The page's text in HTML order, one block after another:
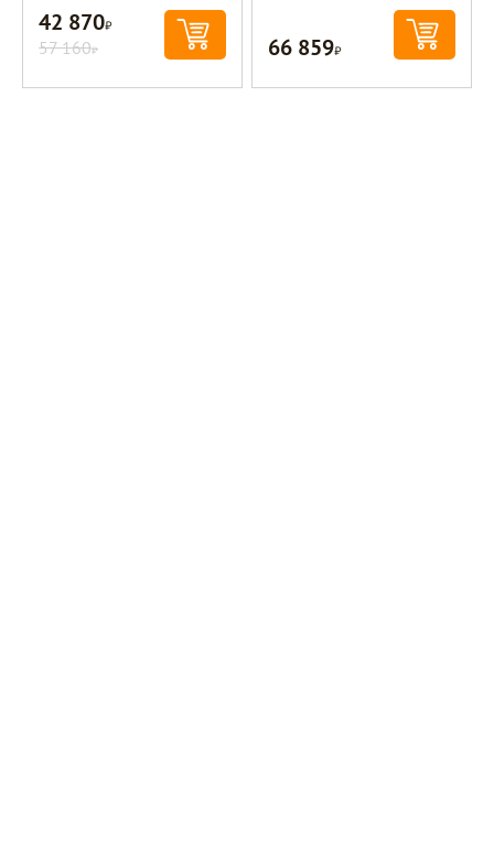
42 870Р
57 160Р 66 859Р